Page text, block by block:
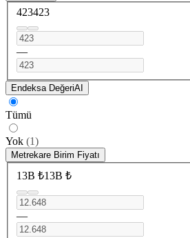
423423
—
Endeksa DeğeriAI
Tümü
Yok (1)
Metrekare Birim Fiyatı
13B ₺13B ₺
—